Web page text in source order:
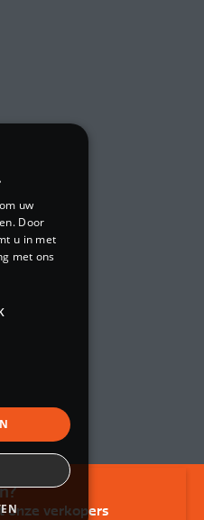
B.V.
onze verkopers
uw
Door
u in met
met ons